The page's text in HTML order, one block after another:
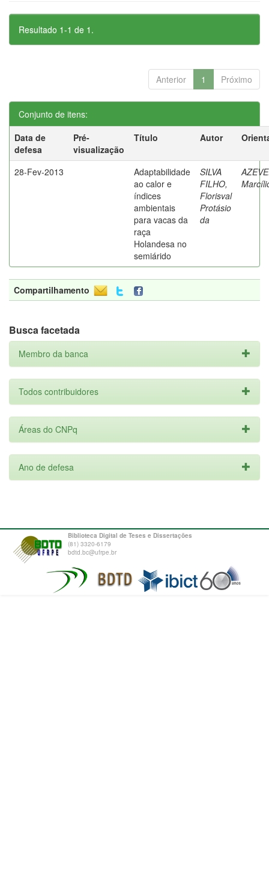
Resultado 1-1 de 1.
Anterior 1 Próximo
Conjunto de itens:
Data de
defesa
Pré-
visualização
Título Autor
28-Fev-2013
Adaptabilidade
ao calor e
índices
ambientais
para vacas da
raça
Holandesa no
semiárido
SILVA
FILHO,
Florisval
Protásio
da
Compartilhamento
Busca facetada
Membro da banca
Todos contribuidores
Áreas do CNPq
Ano de defesa
Biblioteca Digital de Teses e Dissertações
(81) 3320-6179
bdtd.bc@ufrpe.br